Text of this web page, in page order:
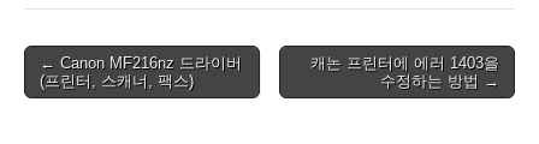
Post
navigation
← Canon MF216nz 드라이버
(프린터, 스캐너, 팩스)
캐논 프린터에 에러 1403을
수정하는 방법 →